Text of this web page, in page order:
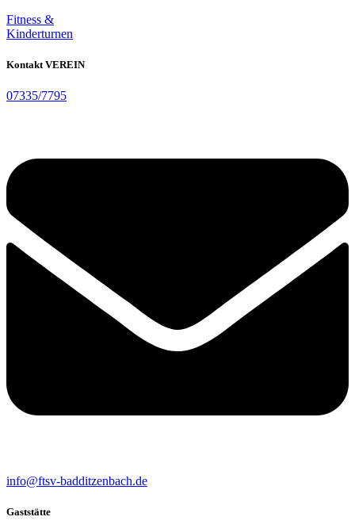
Fitness &
Kinderturnen
Kontakt VEREIN
07335/7795
info@ftsv-badditzenbach.de
Gaststätte